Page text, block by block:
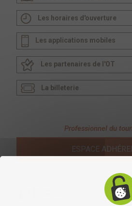
Les horaires d'ouverture
Les applications mobiles
Les partenaires de l'OT
La billeterie
Professionnel du
ESPACE